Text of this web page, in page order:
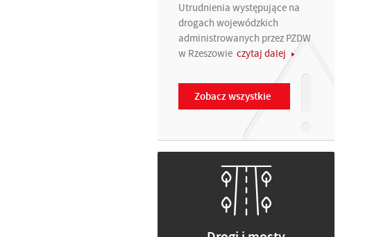
Utrudnienia występujące na
drogach wojewódzkich
administrowanych przez PZDW
w Rzeszowie czytaj dalej
Zobacz wszystkie